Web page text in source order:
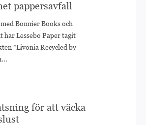
pappersavfall
Bonnier Books och
har Lessebo Paper tagit
”Livonia Recycled by
för att väcka